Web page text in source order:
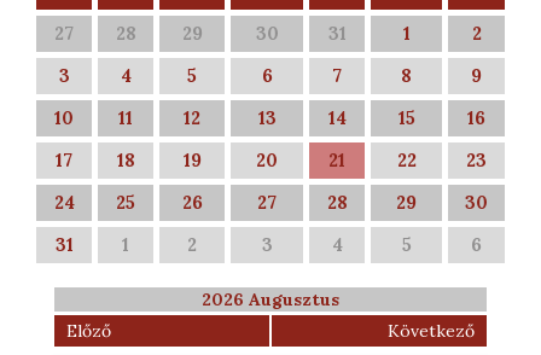
27 28 29 30 31 1
2
3
4 5 6 7 8
9
10
11 12 13 14 15
16
17
18 19 20 21 22
23
24
25 26 27 28 29
30
31
1 2 3 4 5 6
2026 Augusztus
Előző
Következő